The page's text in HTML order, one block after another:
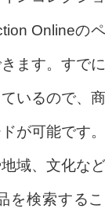
Onlineの
ます。すで
いるので、
が可能です
域、文化な
を検索する